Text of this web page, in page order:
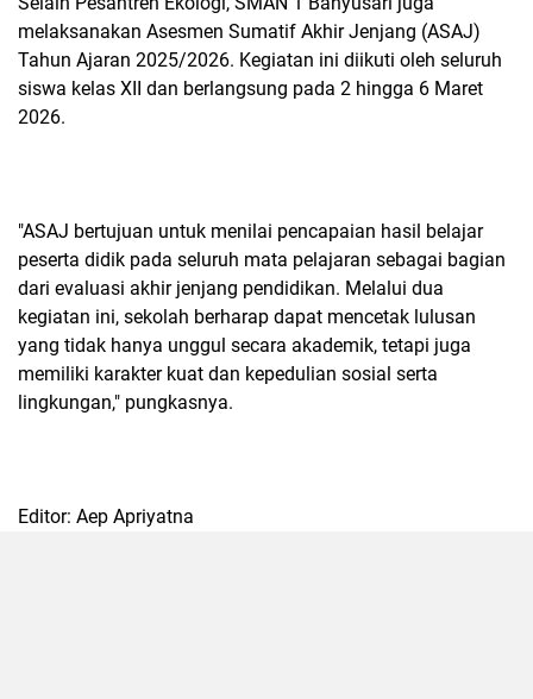
melaksanakan Asesmen Sumatif Akhir Jenjang (ASAJ)
Tahun Ajaran 2025/2026. Kegiatan ini diikuti oleh seluruh
siswa kelas XII dan berlangsung pada 2 hingga 6 Maret
2026.
"ASAJ bertujuan untuk menilai pencapaian hasil belajar
peserta didik pada seluruh mata pelajaran sebagai bagian
dari evaluasi akhir jenjang pendidikan. Melalui dua
kegiatan ini, sekolah berharap dapat mencetak lulusan
yang tidak hanya unggul secara akademik, tetapi juga
memiliki karakter kuat dan kepedulian sosial serta
lingkungan," pungkasnya.
Editor: Aep Apriyatna